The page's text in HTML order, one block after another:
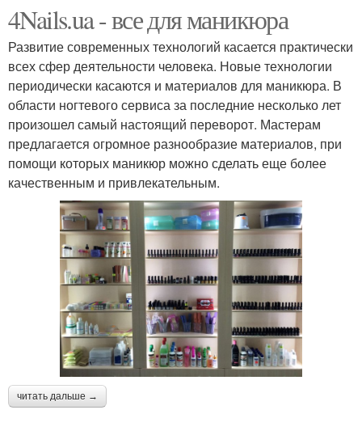
4Nails.ua - все для маникюра
Развитие современных технологий касается практически
всех сфер деятельности человека. Новые технологии
периодически касаются и материалов для маникюра. В
области ногтевого сервиса за последние несколько лет
произошел самый настоящий переворот. Мастерам
предлагается огромное разнообразие материалов, при
помощи которых маникюр можно сделать еще более
качественным и привлекательным.
читать дальше →